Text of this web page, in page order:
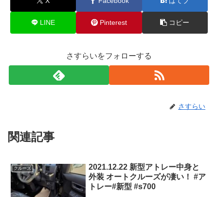
LINE Pinterest コピー
さすらいをフォローする
さすらい
関連記事
クルーズ
2021.12.22 新型アトレー中身と
外装 オートクルーズが凄い！ #ア
トレー#新型 #s700